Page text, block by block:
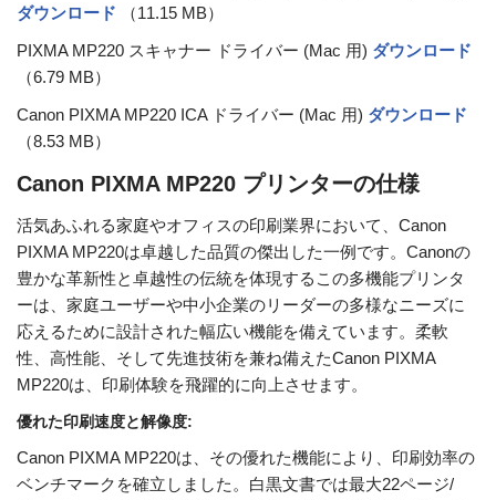
ダウンロード
（11.15 MB）
PIXMA MP220 スキャナー ドライバー (Mac 用) ダウンロード
（6.79 MB）
Canon PIXMA MP220 ICA ドライバー (Mac 用) ダウンロード
（8.53 MB）
Canon PIXMA MP220 プリンターの仕様
活気あふれる家庭やオフィスの印刷業界において、Canon
PIXMA MP220は卓越した品質の傑出した一例です。Canonの
豊かな革新性と卓越性の伝統を体現するこの多機能プリンタ
ーは、家庭ユーザーや中小企業のリーダーの多様なニーズに
応えるために設計された幅広い機能を備えています。柔軟
性、高性能、そして先進技術を兼ね備えたCanon PIXMA
MP220は、印刷体験を飛躍的に向上させます。
優れた印刷速度と解像度:
Canon PIXMA MP220は、その優れた機能により、印刷効率の
ベンチマークを確立しました。白黒文書では最大22ページ/